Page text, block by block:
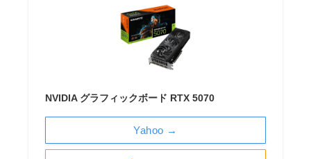
NVIDIA グラフィックボード RTX 5070
Yahoo →